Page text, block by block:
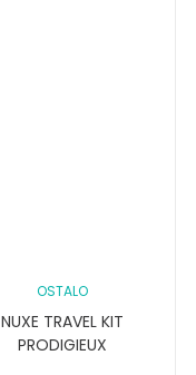
OSTALO
NUXE TRAVEL KIT
PRODIGIEUX